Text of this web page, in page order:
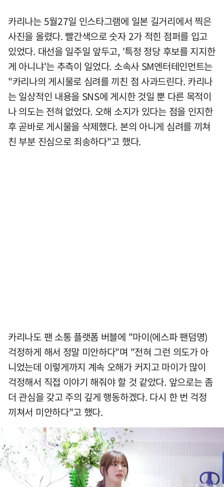
카리나는 5월27일 인스타그램에 일본 길거리에서 찍은
사진을 올렸다. 빨간색으로 숫자 2가 적힌 점퍼를 입고
있었다. 대선을 일주일 앞두고, '특정 정당 후보를 지지한
게 아니냐'는 추측이 일었다. 소속사 SM엔터테인먼트는
"카리나의 게시물로 심려를 끼친 점 사과드린다. 카리나
는 일상적인 내용을 SNS에 게시한 것일 뿐 다른 목적이
나 의도는 전혀 없었다. 오해 소지가 있다는 점을 인지한
후 곧바로 게시물을 삭제했다. 본의 아니게 심려를 끼쳐
친 부분 진심으로 죄송하다"고 했다.
카리나도 팬 소통 플랫폼 버블에 "마이(에스파 팬덤명)
걱정하게 해서 정말 미안하다"며 "전혀 그런 의도가 아
니었는데 이렇게까지 계속 오해가 커지고 마이가 많이
걱정해서 직접 이야기 해줘야 할 것 같았다. 앞으로는 좀
더 관심을 갖고 주의 깊게 행동하겠다. 다시 한 번 걱정
끼쳐서 미안하다"고 했다.